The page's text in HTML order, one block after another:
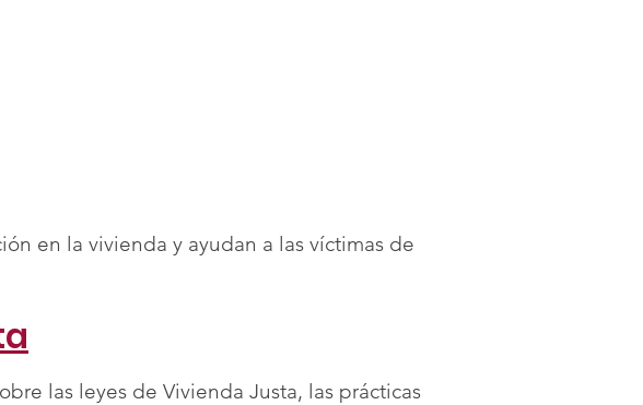
en la vivienda y ayudan a las víctimas de
las leyes de Vivienda Justa, las prácticas